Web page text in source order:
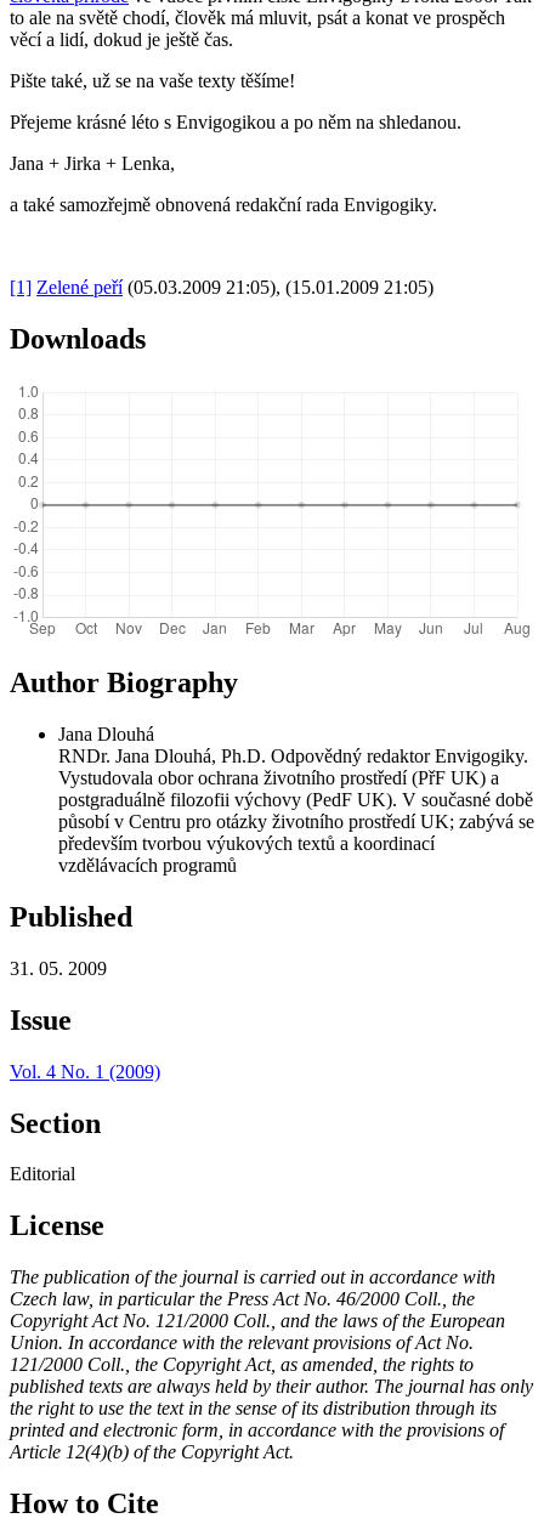
to ale na světě chodí, člověk má mluvit, psát a konat ve prospěch
věcí a lidí, dokud je ještě čas.
Pište také, už se na vaše texty těšíme!
Přejeme krásné léto s Envigogikou a po něm na shledanou.
Jana + Jirka + Lenka,
a také samozřejmě obnovená redakční rada Envigogiky.
[1] Zelené peří(05.03.2009 21:05), (15.01.2009 21:05)
Downloads
Author Biography
Jana Dlouhá
RNDr. Jana Dlouhá, Ph.D. Odpovědný redaktor Envigogiky.
Vystudovala obor ochrana životního prostředí (PřF UK) a
postgraduálně filozofii výchovy (PedF UK). V současné době
působí v Centru pro otázky životního prostředí UK; zabývá se
především tvorbou výukových textů a koordinací
vzdělávacích programů
Published
31. 05. 2009
Issue
Vol. 4 No. 1 (2009)
Section
Editorial
License
The publication of the journal is carried out in accordance with
Czech law, in particular the Press Act No. 46/2000 Coll., the
Copyright Act No. 121/2000 Coll., and the laws of the European
Union. In accordance with the relevant provisions of Act No.
121/2000 Coll., the Copyright Act, as amended, the rights to
published texts are always held by their author. The journal has only
the right to use the text in the sense of its distribution through its
printed and electronic form, in accordance with the provisions of
Article 12(4)(b) of the Copyright Act.
How to Cite